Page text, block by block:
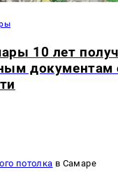
10 лет
документам
потолка в Самаре